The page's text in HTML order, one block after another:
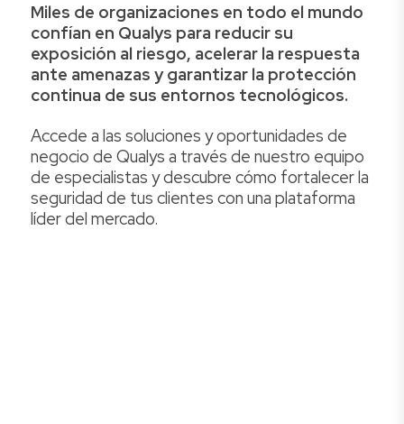
Miles de organizaciones en todo el mundo
confían en Qualys para reducir su
exposición al riesgo, acelerar la respuesta
ante amenazas y garantizar la protección
continua de sus entornos tecnológicos.
Accede a las soluciones y oportunidades de
negocio de Qualys a través de nuestro equipo
de especialistas y descubre cómo fortalecer la
seguridad de tus clientes con una plataforma
líder del mercado.